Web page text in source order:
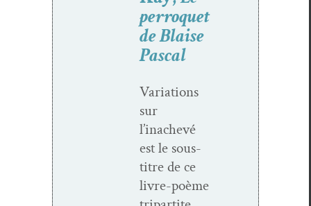
perroquet
de Blaise
Pascal
Vari­a­tions
sur
l’inachevé
est le sous-
titre de ce
livre-poème